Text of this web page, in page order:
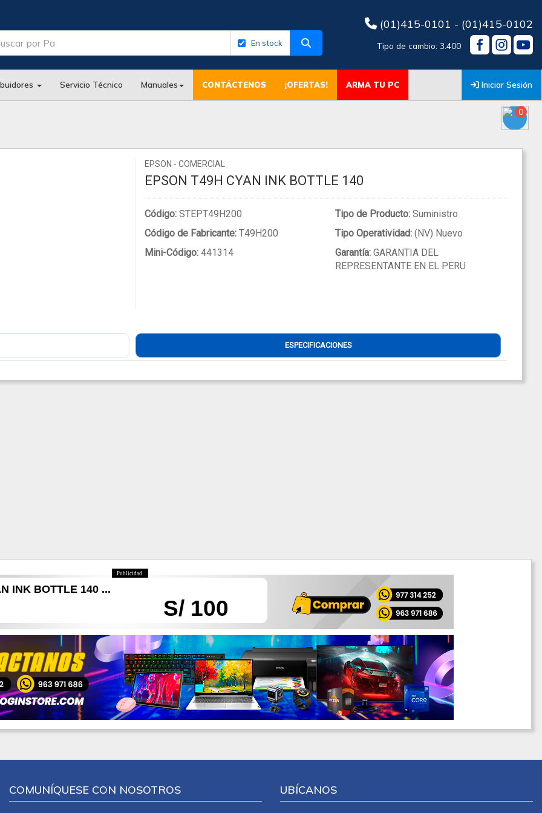
En stock
(01)415-0101 - (01)415-0102
Tipo de cambio: 3.400
Servicio Técnico Manuales CONTÁCTENOS ¡OFERTAS! ARMA TU PC Iniciar Sesión
0
EPSON - COMERCIAL
EPSON T49H CYAN INK BOTTLE 140
Código: STEPT49H200
Código de Fabricante: T49H200
Mini-Código: 441314
Tipo de Producto:Suministro
Tipo Operatividad:(NV) Nuevo
Garantía:GARANTIA DEL
REPRESENTANTE EN EL PERU
ESPECIFICACIONES
Publicidad
S/ 100
INK BOTTLE 140 ...
COMUNÍQUESE CON NOSOTROS UBÍCANOS